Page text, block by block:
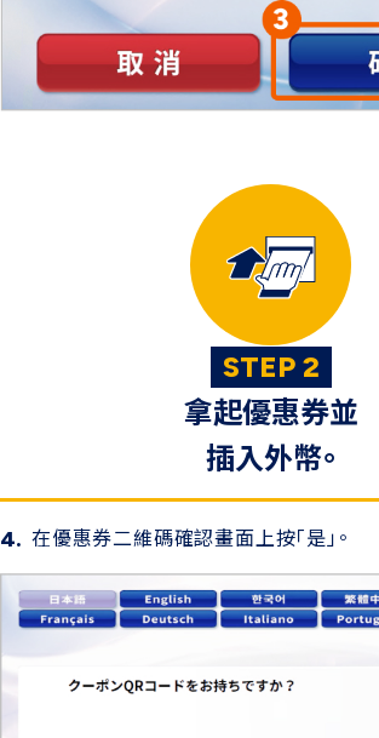
STEP 2
拿起優惠券並
插入外幣。
在優惠券二維碼確認畫面上按「是」。